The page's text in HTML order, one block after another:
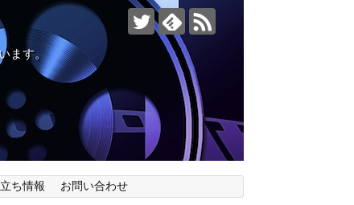
ます。
ち情報 お問い合わせ